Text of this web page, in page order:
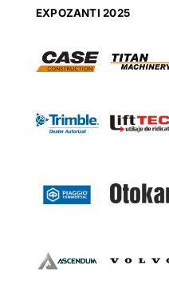
EXPOZANTI 2025